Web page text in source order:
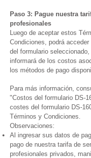
Paso 3: Pague nuestra
profesionales
Luego de aceptar estos
Condiciones, podrá
del formulario
informará de los costos
los métodos de pago
Para más información,
"Costos del formulario DS-
costes del formulario DS-
Términos y Condiciones.
Observaciones:
Al ingresar sus datos de
pago de nuestra tarifa de
profesionales privados,